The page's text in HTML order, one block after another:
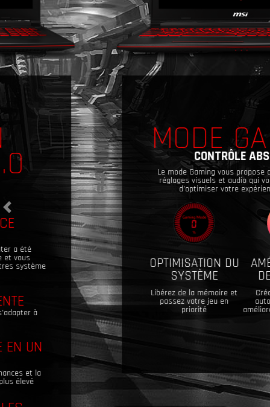
MODE GAMING
CONTRÔLE ABSOLU
Le mode Gaming vous propose des fonctions de
réglages visuels et audio qui vous permettront
d’optimiser votre expérience de jeu.
OPTIMISATION DU
SYSTÈME
Libérez de la mémoire et
passez votre jeu en
priorité
AMÉLIORATION
DES EFFETS
Création de profils
automatiques pour
améliorer les effets audio